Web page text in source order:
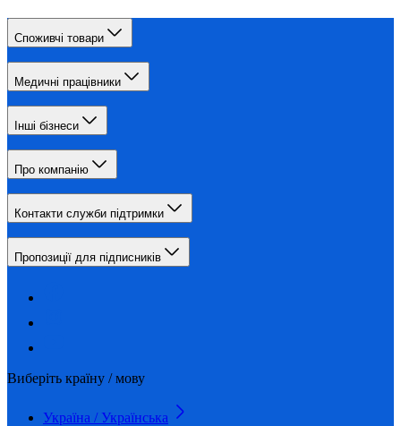
Споживчі товари
Медичні працівники
Інші бізнеси
Про компанію
Контакти служби підтримки
Пропозиції для підписників
Виберіть країну / мову
Україна / Українська